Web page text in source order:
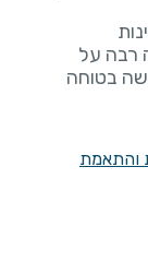
רבה על
בטוחה
והתאמת